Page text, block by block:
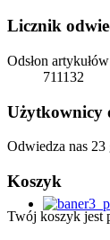
Licznik
Odsłon
711132
Użytkownicy
Odwiedza nas
Koszyk
Twój koszyk jest